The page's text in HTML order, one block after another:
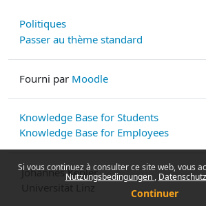
Si vous continuez à consulter ce site web, vous
Nutzungsbedingungen
Continuer
Politiques
Passer au thème standard
Fourni par Moodle
Knowledge Base for Students
Knowledge Base for Employees
Johannes Kepler